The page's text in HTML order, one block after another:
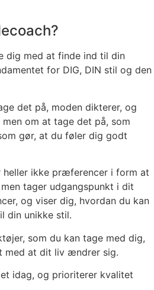
dig med at finde ind til din
for DIG, DIN stil og den
det på, moden dikterer, og
om at tage det på, som
gør, at du føler dig godt
heller ikke præferencer i form at
tager udgangspunkt i dit
og viser dig, hvordan du kan
din unikke stil.
som du kan tage med dig,
med at dit liv ændrer sig.
idag, og prioriterer kvalitet